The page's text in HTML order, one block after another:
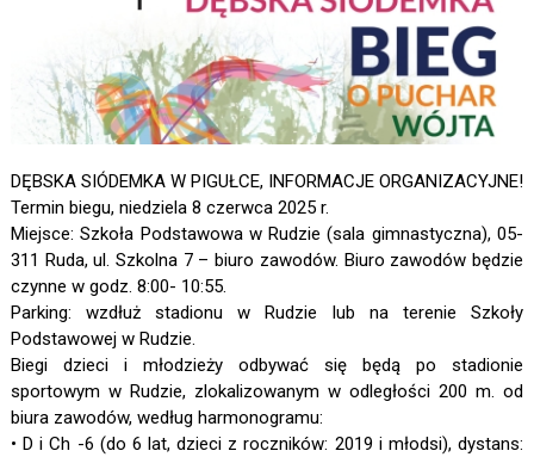
DĘBSKA SIÓDEMKA W PIGUŁCE, INFORMACJE ORGANIZACYJNE!
Termin biegu, niedziela 8 czerwca 2025 r.
Miejsce: Szkoła Podstawowa w Rudzie (sala gimnastyczna), 05-
311 Ruda, ul. Szkolna 7 – biuro zawodów. Biuro zawodów będzie
czynne w godz. 8:00- 10:55.
Parking: wzdłuż stadionu w Rudzie lub na terenie Szkoły
Podstawowej w Rudzie.
Biegi dzieci i młodzieży odbywać się będą po stadionie
sportowym w Rudzie, zlokalizowanym w odległości 200 m. od
biura zawodów, według harmonogramu:
• D i Ch -6 (do 6 lat, dzieci z roczników: 2019 i młodsi), dystans: